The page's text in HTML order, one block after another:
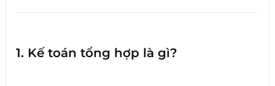
1. Kế toán tổng hợp là gì?